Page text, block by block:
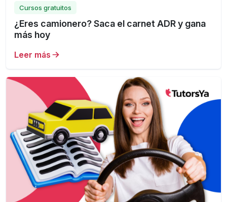
Cursos gratuitos
¿Eres camionero? Saca el carnet ADR y gana
más hoy
Leer más